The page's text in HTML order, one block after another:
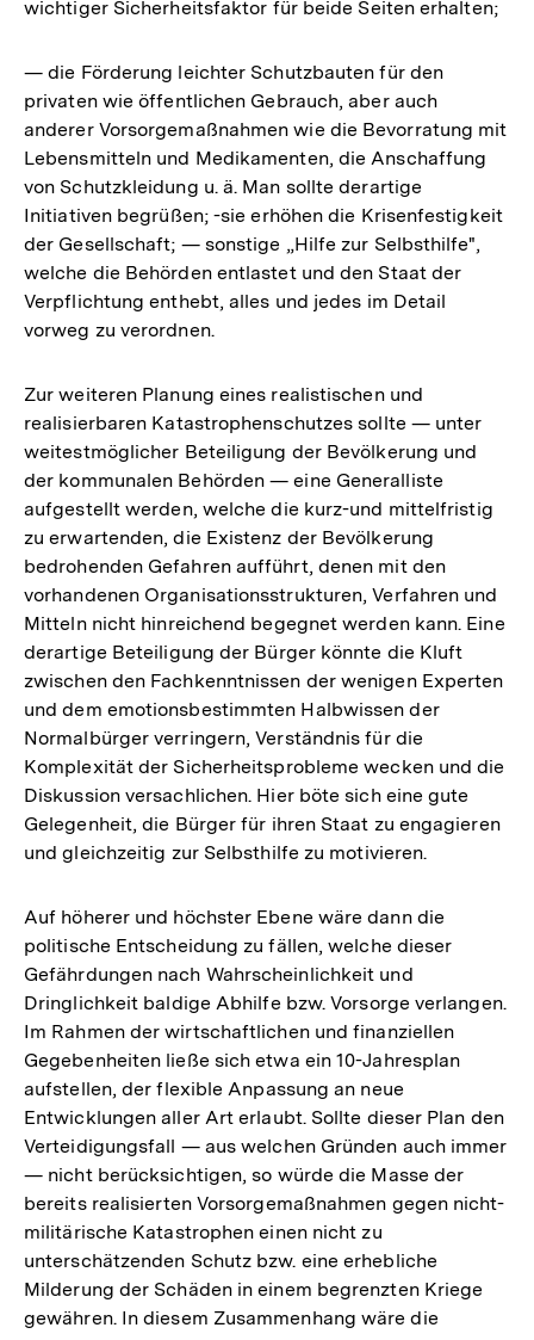
wichtiger Sicherheitsfaktor für beide Seiten erhalten;
— die Förderung leichter Schutzbauten für den
privaten wie öffentlichen Gebrauch, aber auch
anderer Vorsorgemaßnahmen wie die Bevorratung mit
Lebensmitteln und Medikamenten, die Anschaffung
von Schutzkleidung u. ä. Man sollte derartige
Initiativen begrüßen; -sie erhöhen die Krisenfestigkeit
der Gesellschaft; — sonstige „Hilfe zur Selbsthilfe",
welche die Behörden entlastet und den Staat der
Verpflichtung enthebt, alles und jedes im Detail
vorweg zu verordnen.
Zur weiteren Planung eines realistischen und
realisierbaren Katastrophenschutzes sollte — unter
weitestmöglicher Beteiligung der Bevölkerung und
der kommunalen Behörden — eine Generalliste
aufgestellt werden, welche die kurz-und mittelfristig
zu erwartenden, die Existenz der Bevölkerung
bedrohenden Gefahren aufführt, denen mit den
vorhandenen Organisationsstrukturen, Verfahren und
Mitteln nicht hinreichend begegnet werden kann. Eine
derartige Beteiligung der Bürger könnte die Kluft
zwischen den Fachkenntnissen der wenigen Experten
und dem emotionsbestimmten Halbwissen der
Normalbürger verringern, Verständnis für die
Komplexität der Sicherheitsprobleme wecken und die
Diskussion versachlichen. Hier böte sich eine gute
Gelegenheit, die Bürger für ihren Staat zu engagieren
und gleichzeitig zur Selbsthilfe zu motivieren.
Auf höherer und höchster Ebene wäre dann die
politische Entscheidung zu fällen, welche dieser
Gefährdungen nach Wahrscheinlichkeit und
Dringlichkeit baldige Abhilfe bzw. Vorsorge verlangen.
Im Rahmen der wirtschaftlichen und finanziellen
Gegebenheiten ließe sich etwa ein 10-Jahresplan
aufstellen, der flexible Anpassung an neue
Entwicklungen aller Art erlaubt. Sollte dieser Plan den
Verteidigungsfall — aus welchen Gründen auch immer
— nicht berücksichtigen, so würde die Masse der
bereits realisierten Vorsorgemaßnahmen gegen nicht-
militärische Katastrophen einen nicht zu
unterschätzenden Schutz bzw. eine erhebliche
Milderung der Schäden in einem begrenzten Kriege
gewähren. In diesem Zusammenhang wäre die